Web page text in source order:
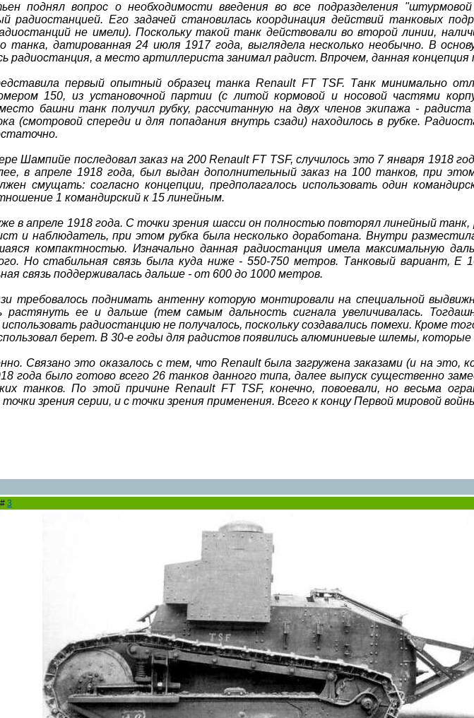
поднял вопрос о необходимости введения во все подразделения
радиостанцией. Его задачей становилась координация действий танковых
не имели). Поскольку такой танк действовали во второй линии,
танка, датированная 24 июля 1917 года, выглядела несколько необычно. В
радиостанция, а место артиллериста занимал радист. Впрочем, данная концепция
первый опытный образец танка Renault FT TSF. Танк минимально
150, из установочной партии (с литой кормовой и носовой частями
башни танк получил рубку, рассчитанную на двух членов экипажа -
(смотровой спереди и для попадания внутрь сзади) находилось в рубке.
Шампийе последовал заказ на 200 Renault FT TSF, случилось это 7 января 1918
в апреле 1918 года, был выдан дополнительный заказ на 100 танков, при
смущать: согласно концепции, предполагалось использовать один
1 командирский к 15 линейным.
в апреле 1918 года. С точки зрения шасси он полностью повторял линейный танк,
и наблюдатель, при этом рубка была несколько доработана. Внутри
компактностью. Изначально данная радиостанция имела максимальную
Но стабильная связь была куда ниже - 550-750 метров. Танковый вариант, E
связь поддерживалась дальше - от 600 до 1000 метров.
требовалось поднимать антенну которую монтировали на специальной
растянуть ее и дальше (тем самым дальность сигнала увеличивалась.
радиостанцию не получалось, поскольку создавались помехи. Кроме
берет. В 30-е годы для радистов появились алюминиевые шлемы,
Связано это оказалось с тем, что Renault была загружена заказами (и на это,
года было готово всего 26 танков данного типа, далее выпуск существенно
танков. По этой причине Renault FT TSF, конечно, повоевали, но весьма
зрения серии, и с точки зрения применения. Всего к концу Первой мировой
3